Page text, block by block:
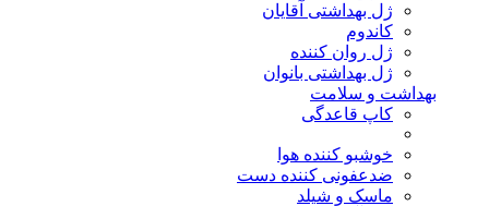
ژل بهداشتی آقایان
کاندوم
ژل روان کننده
ژل بهداشتی بانوان
بهداشت و سلامت
کاپ قاعدگی
خوشبو کننده هوا
ضدعفونی کننده دست
ماسک و شیلد